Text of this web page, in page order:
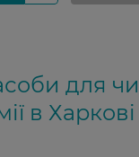
для
в Харкові